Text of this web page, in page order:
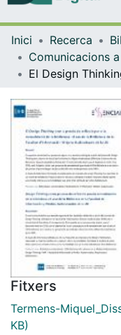
Inici Recerca
Fitxers
Termens-
KB)